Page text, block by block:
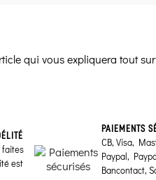
qui vous expliquera tout
faites
est
PAIEMENTS
CB, Visa,
Paypal,
Bancontact,